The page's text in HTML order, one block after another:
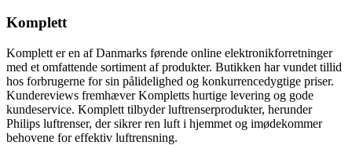
Komplett
Komplett er en af Danmarks førende online elektronikforretninger
med et omfattende sortiment af produkter. Butikken har vundet tillid
hos forbrugerne for sin pålidelighed og konkurrencedygtige priser.
Kundereviews fremhæver Kompletts hurtige levering og gode
kundeservice. Komplett tilbyder luftrenserprodukter, herunder
Philips luftrenser, der sikrer ren luft i hjemmet og imødekommer
behovene for effektiv luftrensning.